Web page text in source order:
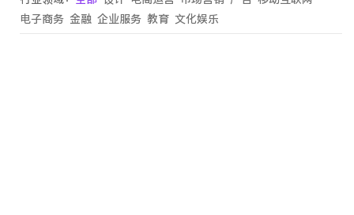
电子商务 金融 企业服务 教育 文化娱乐